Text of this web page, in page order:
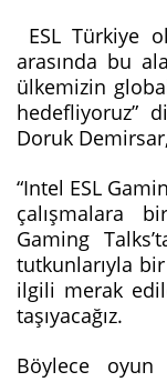
ESL Türkiye
arasında bu
ülkemizin
hedefliyoruz”
Doruk
“Intel ESL
çalışmalara
Gaming
tutkunlarıyla
ilgili merak
taşıyacağız.
Böylece oyun